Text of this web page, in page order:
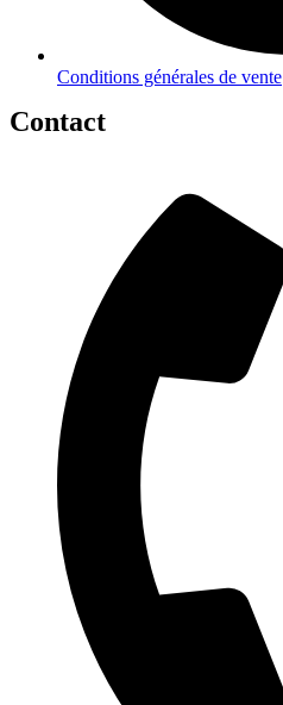
Conditions générales de vente
Contact